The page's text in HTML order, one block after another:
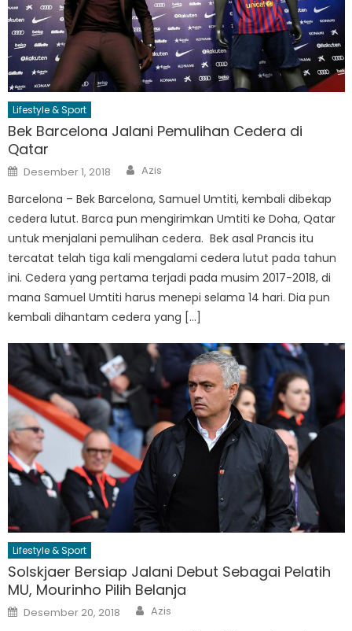
Lifestyle & Sport
Bek Barcelona Jalani Pemulihan Cedera di
Qatar
Posted
on
Desember 1, 2018 Author
Azis
Barcelona – Bek Barcelona, Samuel Umtiti, kembali dibekap
cedera lutut. Barca pun mengirimkan Umtiti ke Doha, Qatar
untuk menjalani pemulihan cedera. Bek asal Prancis itu
tercatat telah tiga kali mengalami cedera lutut pada tahun
ini. Cedera yang pertama terjadi pada musim 2017-2018, di
mana Samuel Umtiti harus menepi selama 14 hari. Dia pun
kembali dihantam cedera yang […]
Lifestyle & Sport
Solskjaer Bersiap Jalani Debut Sebagai Pelatih
MU, Mourinho Pilih Belanja
Posted
on
Desember 20, 2018 Author
Azis